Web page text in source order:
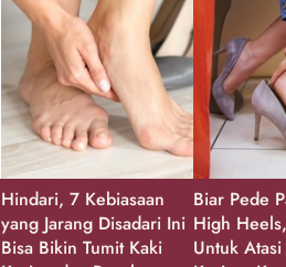
Hindari, 7 Kebiasaan
yang Jarang Disadari Ini
Bisa Bikin Tumit Kaki
Biar Pede
High
Untuk